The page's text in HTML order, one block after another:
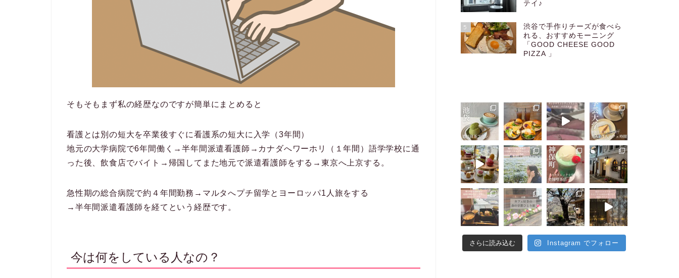
そもそもまず私の経歴なのですが簡単にまとめると
看護とは別の短大を卒業後すぐに看護系の短大に入学（3年間）
地元の大学病院で6年間働く→半年間派遣看護師→カナダへワーホリ（１年間）語学学校に通
った後、飲食店でバイト→帰国してまた地元で派遣看護師をする→東京へ上京する。
急性期の総合病院で約４年間勤務→マルタへプチ留学とヨーロッパ1人旅をする
→半年間派遣看護師を経てという経歴です。
今は何をしている人なの？
テイ♪
5
渋谷で手作りチーズが食べら
れる、おすすめモーニング
「GOOD CHEESE GOOD
PIZZA 」
さらに読み込む Instagram でフォロー